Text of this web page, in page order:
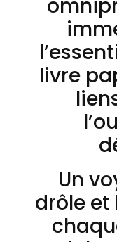
livre
Un
drôle et